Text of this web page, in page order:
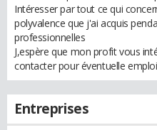
Intéresser par tout ce qui
polyvalence que j'ai acquis
professionnelles
J,espère que mon profit vous
contacter pour éventuelle
Entreprises